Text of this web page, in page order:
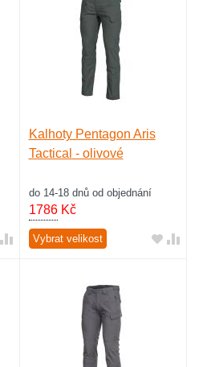
Kalhoty Pentagon Aris
Tactical - olivové
do 14-18 dnů od objednání
1786Kč
Vybrat velikost